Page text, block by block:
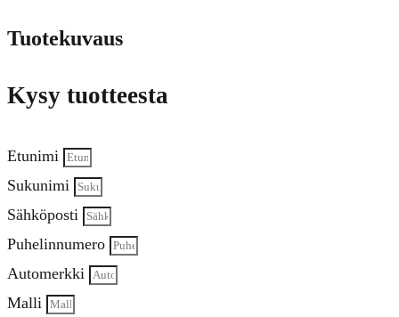
Tuotekuvaus
Kysy tuotteesta
Etunimi
Sukunimi
Sähköposti
Puhelinnumero
Automerkki
Malli